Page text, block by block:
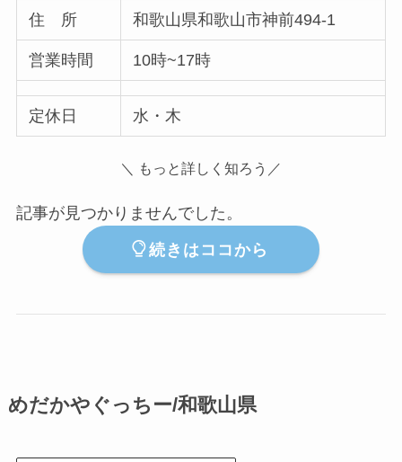
住 所 和歌山県和歌山市神前494-1
営業時間 10時~17時
定休日 水・木
＼ もっと詳しく知ろう／
記事が見つかりませんでした。
続きはココから
めだかやぐっちー/和歌山県